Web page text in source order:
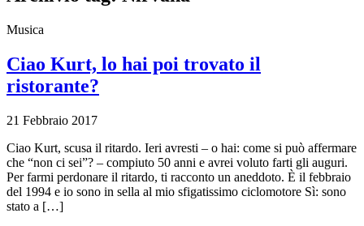
Musica
Ciao Kurt, lo hai poi trovato il
ristorante?
21 Febbraio 2017
Ciao Kurt, scusa il ritardo. Ieri avresti – o hai: come si può affermare
che “non ci sei”? – compiuto 50 anni e avrei voluto farti gli auguri.
Per farmi perdonare il ritardo, ti racconto un aneddoto. È il febbraio
del 1994 e io sono in sella al mio sfigatissimo ciclomotore Sì: sono
stato a […]